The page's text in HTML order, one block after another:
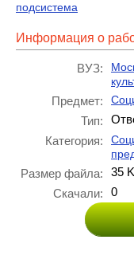
подсистема
Информация о
ВУЗ:
Предмет:
Тип:
Категория:
Размер файла:
35
Скачали:
0